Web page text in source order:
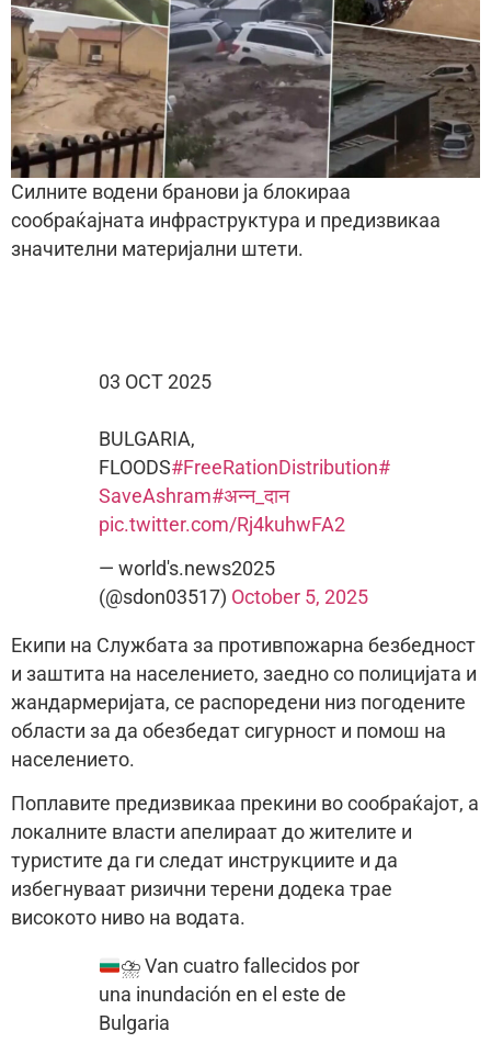
Силните водени бранови ја блокираа
сообраќајната инфраструктура и предизвикаа
значителни материјални штети.
03 OCT 2025
BULGARIA,
FLOODS#FreeRationDistribution#
SaveAshram#अन्न_दान
pic.twitter.com/Rj4kuhwFA2
— world's.news2025
(@sdon03517) October 5, 2025
Екипи на Службата за противпожарна безбедност
и заштита на населението, заедно со полицијата и
жандармеријата, се распоредени низ погодените
области за да обезбедат сигурност и помош на
населението.
Поплавите предизвикаа прекини во сообраќајот, а
локалните власти апелираат до жителите и
туристите да ги следат инструкциите и да
избегнуваат ризични терени додека трае
високото ниво на водата.
⛈ Van cuatro fallecidos por
una inundación en el este de
Bulgaria